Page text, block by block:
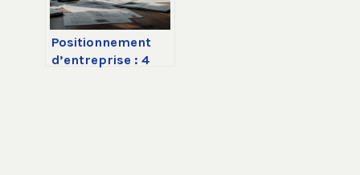
Positionnement
d’entreprise : 4